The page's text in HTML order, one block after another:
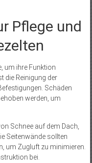
Pflege und
um ihre Funktion
die Reinigung der
Schäden
werden, um
Schnee auf dem Dach,
Seitenwände sollten
um Zugluft zu minimieren.
bei.